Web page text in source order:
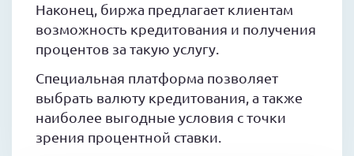
Наконец, биржа предлагает клиентам
возможность кредитования и получения
процентов за такую услугу.
Специальная платформа позволяет
выбрать валюту кредитования, а также
наиболее выгодные условия с точки
зрения процентной ставки.